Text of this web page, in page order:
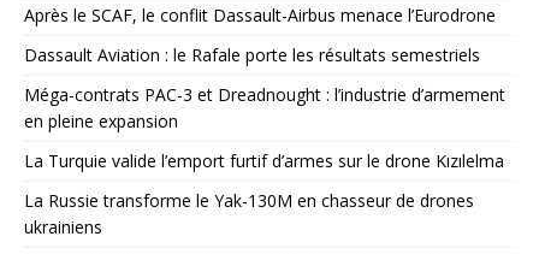
Après le SCAF, le conflit Dassault-Airbus menace l’Eurodrone
Dassault Aviation : le Rafale porte les résultats semestriels
Méga-contrats PAC-3 et Dreadnought : l’industrie d’armement
en pleine expansion
La Turquie valide l’emport furtif d’armes sur le drone Kızılelma
La Russie transforme le Yak-130M en chasseur de drones
ukrainiens